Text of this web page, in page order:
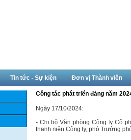
Tin tức - Sự kiện Đơn vị Thành viên
Công tác phát triển đảng năm
Ngày 17/10/2024:
- Chi bộ Văn phòng Công ty Cổ
thanh niên Công ty, phó Trưởng